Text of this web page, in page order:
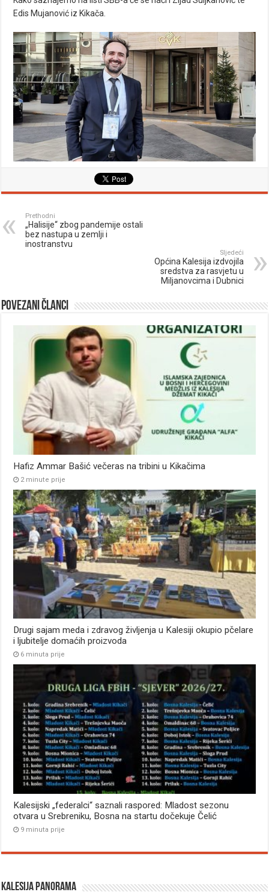
Edis Mujanović iz Kikača.
Prethodni
„Halisije“ zbog pandemije ostali
bez nastupa u zemlji i
inostranstvu
Sljedeći
Općina Kalesija izdvojila
sredstva za rasvjetu u
Miljanovcima i Dubnici
Povezani članci
Hafiz Ammar Bašić večeras na tribini u Kikačima
2 minute prije
Drugi sajam meda i zdravog življenja u Kalesiji okupio pčelare
i ljubitelje domaćih proizvoda
6 minuta prije
Kalesijski „federalci“ saznali raspored: Mladost sezonu
otvara u Srebreniku, Bosna na startu dočekuje Čelić
9 minuta prije
Kalesija panorama